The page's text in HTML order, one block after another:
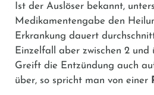
Ist der Auslöser bekannt,
Medikamentengabe den
Erkrankung dauert
Einzelfall aber zwischen 2 und
Greift die Entzündung auch
über, so spricht man von einer